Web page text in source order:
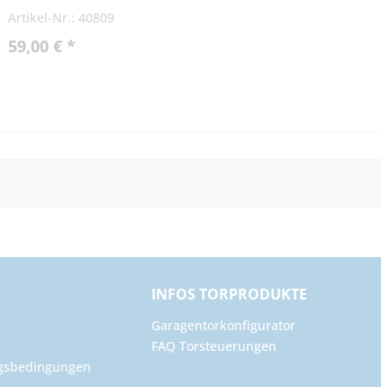
Artikel-Nr.: 40809
59,00 € *
INFOS TORPRODUKTE
Garagentorkonfigurator
FAQ Torsteuerungen